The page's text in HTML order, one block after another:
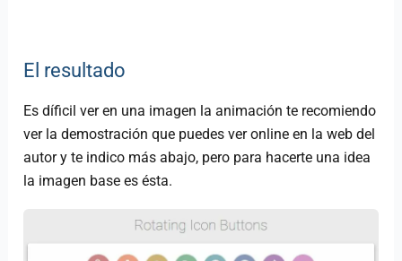
El resultado
Es díficil ver en una imagen la animación te recomiendo
ver la demostración que puedes ver online en la web del
autor y te indico más abajo, pero para hacerte una idea
la imagen base es ésta.